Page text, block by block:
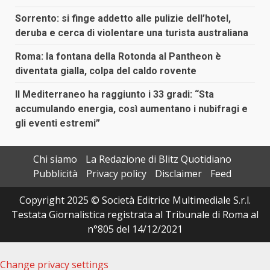
Sorrento: si finge addetto alle pulizie dell’hotel,
deruba e cerca di violentare una turista australiana
Roma: la fontana della Rotonda al Pantheon è
diventata gialla, colpa del caldo rovente
Il Mediterraneo ha raggiunto i 33 gradi: “Sta
accumulando energia, così aumentano i nubifragi e
gli eventi estremi”
Chi siamo
La Redazione di Blitz Quotidiano
Pubblicità
Privacy policy Disclaimer
Feed
Copyright 2025 © Società Editrice Multimediale S.r.l.
Testata Giornalistica registrata al Tribunale di Roma al
n°805 del 14/12/2021
Change privacy settings